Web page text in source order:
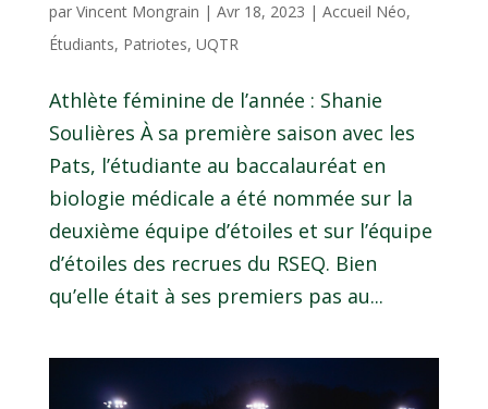
par Vincent Mongrain | Avr 18, 2023 | Accueil Néo,
Étudiants, Patriotes, UQTR
Athlète féminine de l’année : Shanie
Soulières À sa première saison avec les
Pats, l’étudiante au baccalauréat en
biologie médicale a été nommée sur la
deuxième équipe d’étoiles et sur l’équipe
d’étoiles des recrues du RSEQ. Bien
qu’elle était à ses premiers pas au...